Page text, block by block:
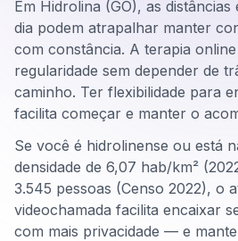
Em Hidrolina (GO), as distâncias
dia podem atrapalhar manter
com constância. A terapia
regularidade sem depender de
caminho. Ter flexibilidade para
facilita começar e manter o
Se você é hidrolinense ou está
densidade de 6,07 hab/km²
3.545 pessoas (Censo 2022), o
videochamada facilita encaixar
com mais privacidade — e